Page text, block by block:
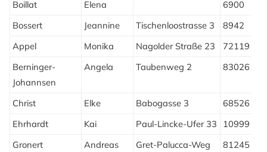
Boillat
Elena 6900
Bossert
Jeannine Tischenloostrasse 3 8942
Appel
Monika Nagolder Straße 23 72119
Berninger-
Johannsen
Angela Taubenweg 2 83026
Christ Elke Babogasse 3 68526
Ehrhardt
Kai Paul-Lincke-Ufer 33 10999
Gronert
Andreas
Gret-Palucca-Weg
81245